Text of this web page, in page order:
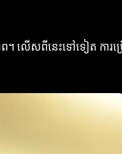
ើសពីនេះទៅទៀត ការប្រ